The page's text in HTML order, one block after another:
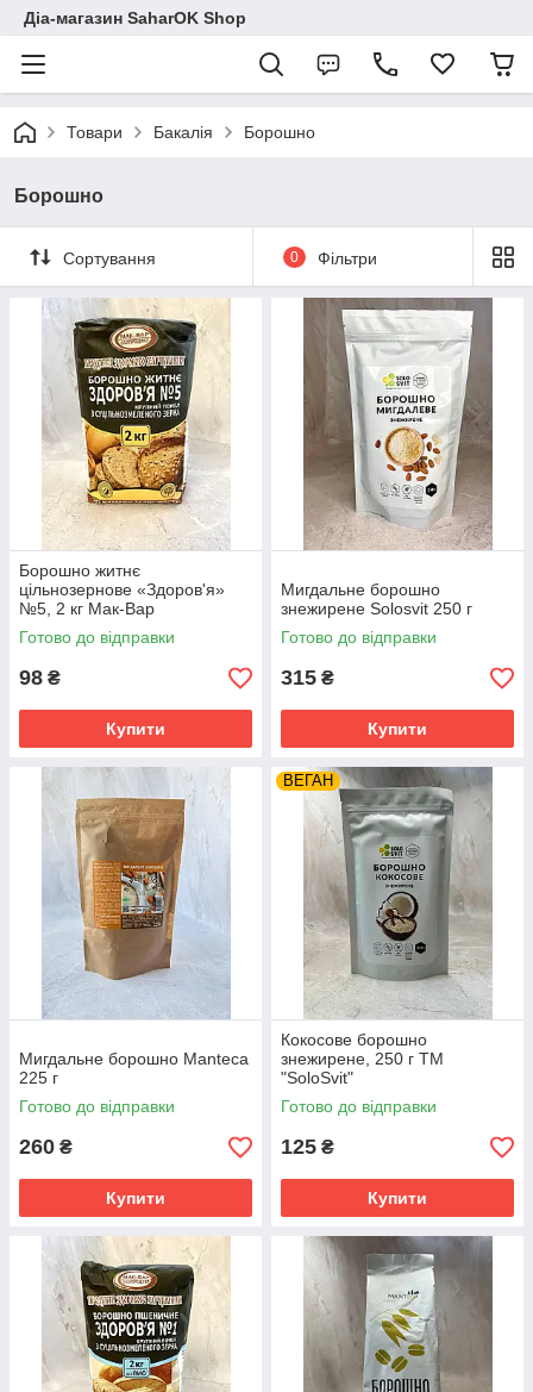
Діа-магазин SaharOK Shop
Товари Бакалія Борошно
Борошно
Сортування 0 Фільтри
Борошно житнє
цільнозернове «Здоров'я»
№5, 2 кг Мак-Вар
Готово до відправки
98 ₴
Купити
Мигдальне борошно
знежирене Solosvit 250 г
Готово до відправки
315 ₴
Купити
Мигдальне борошно Manteca
225 г
Готово до відправки
260 ₴
Купити
ВЕГАН
Кокосове борошно
знежирене, 250 г ТМ
"SoloSvit"
Готово до відправки
125 ₴
Купити